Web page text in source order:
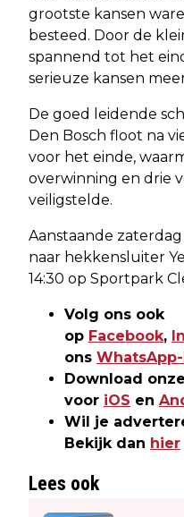
grootste kansen
besteed. Door de
spannend tot het
serieuze kansen
De goed leidende
Den Bosch floot na
voor het einde,
overwinning en drie
veiligstelde.
Aanstaande
naar hekkensluiter
14:30 op Sportpark
Volg ons ook
op Facebook,
ons WhatsApp-
Download
voor iOS en
Wil je
Bekijk dan hier
Lees ook